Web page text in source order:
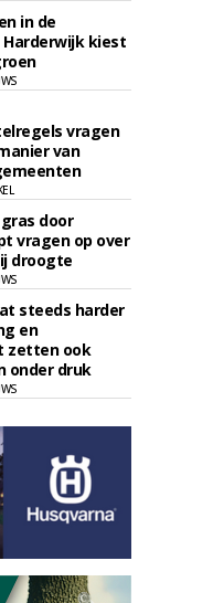
in de
kiest
vragen
van
door
vragen op over
droogte
steeds harder
en
zetten ook
onder druk